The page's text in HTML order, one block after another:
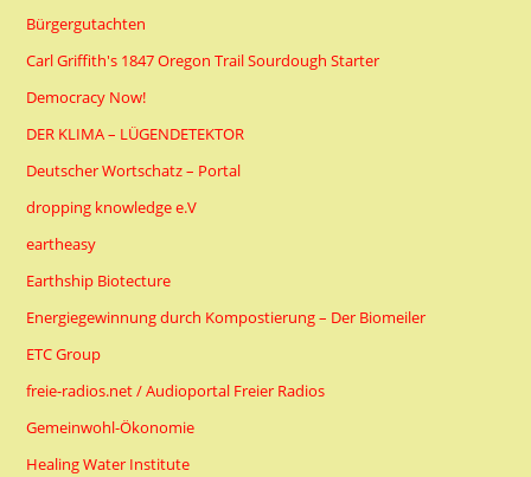
Bürgergutachten
Carl Griffith's 1847 Oregon Trail Sourdough Starter
Democracy Now!
DER KLIMA – LÜGENDETEKTOR
Deutscher Wortschatz – Portal
dropping knowledge e.V
eartheasy
Earthship Biotecture
Energiegewinnung durch Kompostierung – Der Biomeiler
ETC Group
freie-radios.net / Audioportal Freier Radios
Gemeinwohl-Ökonomie
Healing Water Institute